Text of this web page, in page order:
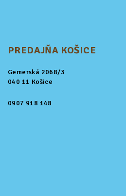
PREDAJŇA KOŠICE
Gemerská 2068/3
040 11 Košice
0907 918 148